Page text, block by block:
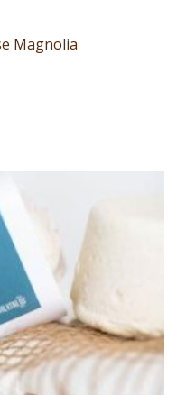
Magnolia